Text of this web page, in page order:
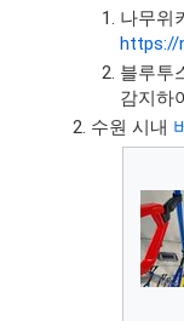
나무위
https://
블루투
감지하
수원 시내